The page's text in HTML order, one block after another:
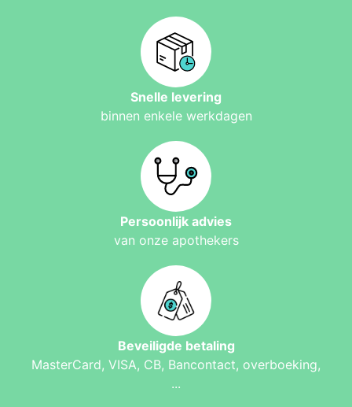
Snelle levering
binnen enkele werkdagen
Persoonlijk advies
van onze apothekers
Beveiligde betaling
MasterCard, VISA, CB, Bancontact, overboeking,
...